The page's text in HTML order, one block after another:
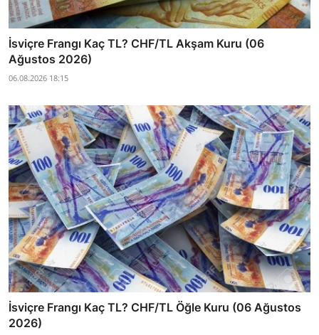
İsviçre Frangı Kaç TL? CHF/TL Akşam Kuru (06
Ağustos 2026)
06.08.2026 18:15
İsviçre Frangı Kaç TL? CHF/TL Öğle Kuru (06 Ağustos
2026)